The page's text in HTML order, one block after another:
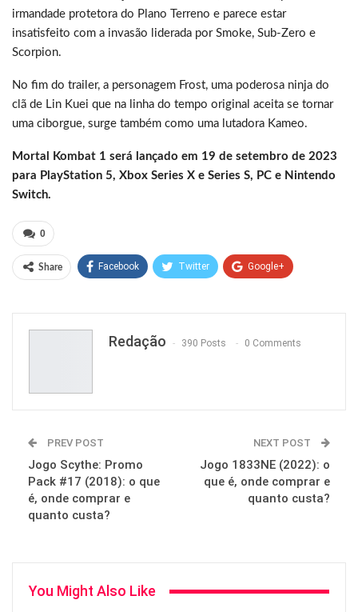
irmandade protetora do Plano Terreno e parece estar
insatisfeito com a invasão liderada por Smoke, Sub-Zero e
Scorpion.
No fim do trailer, a personagem Frost, uma poderosa ninja do
clã de Lin Kuei que na linha do tempo original aceita se tornar
uma ciborgue, surge também como uma lutadora Kameo.
Mortal Kombat 1 será lançado em 19 de setembro de 2023
para PlayStation 5, Xbox Series X e Series S, PC e Nintendo
Switch.
0
Share Facebook Twitter Google+
Email
Redação 390 Posts 0 Comments
PREV POST
Jogo Scythe: Promo
Pack #17 (2018): o que
é, onde comprar e
quanto custa?
NEXT POST
Jogo 1833NE (2022): o
que é, onde comprar e
quanto custa?
You Might Also Like